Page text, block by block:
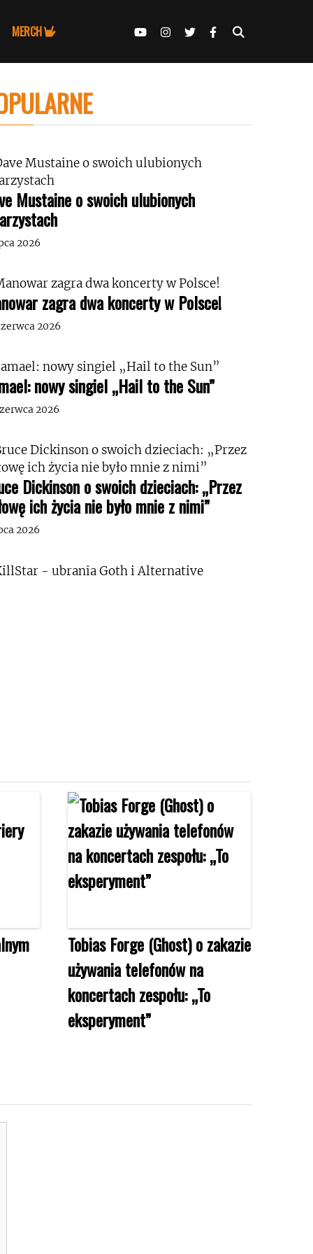
MERCH
Mustaine o swoich ulubionych
2026
zagra dwa koncerty w Polsce!
2026
nowy singiel „Hail to the Sun”
2026
Dickinson o swoich dzieciach: „Przez
ich życia nie było mnie z nimi”
2026
Tobias Forge (Ghost) o zakazie
używania telefonów na
koncertach zespołu: „To
eksperyment”